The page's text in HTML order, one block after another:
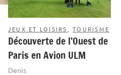
JEUX ET LOISIRS ,TOURISME
Découverte de l’Ouest de
Paris en Avion ULM
Denis